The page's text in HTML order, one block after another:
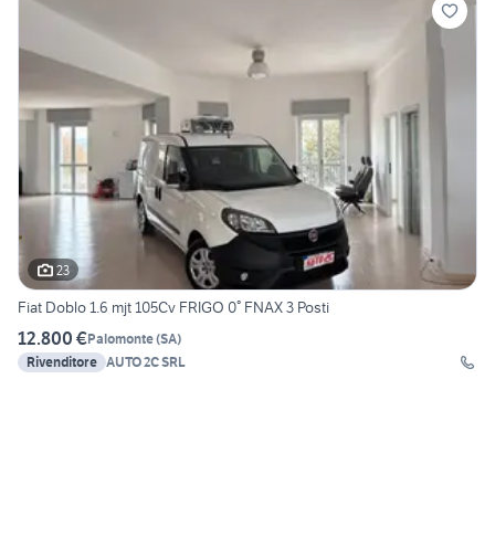
23
Fiat Doblo 1.6 mjt 105Cv FRIGO 0° FNAX 3 Posti
12.800 €Palomonte(SA)
Rivenditore AUTO 2C SRL